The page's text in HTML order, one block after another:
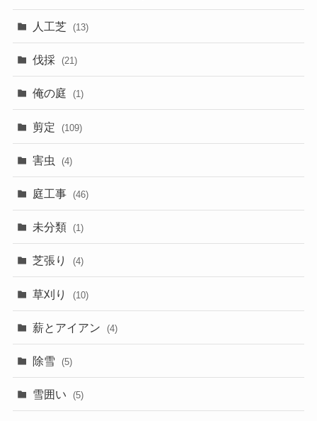
人工芝 (13)
伐採 (21)
俺の庭 (1)
剪定 (109)
害虫 (4)
庭工事 (46)
未分類 (1)
芝張り (4)
草刈り (10)
薪とアイアン (4)
除雪 (5)
雪囲い (5)